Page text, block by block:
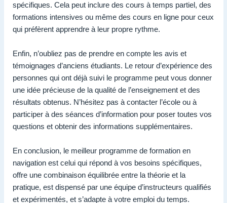
spécifiques. Cela peut inclure des cours à temps partiel, des
formations intensives ou même des cours en ligne pour ceux
qui préfèrent apprendre à leur propre rythme.
Enfin, n’oubliez pas de prendre en compte les avis et
témoignages d’anciens étudiants. Le retour d’expérience des
personnes qui ont déjà suivi le programme peut vous donner
une idée précieuse de la qualité de l’enseignement et des
résultats obtenus. N’hésitez pas à contacter l’école ou à
participer à des séances d’information pour poser toutes vos
questions et obtenir des informations supplémentaires.
En conclusion, le meilleur programme de formation en
navigation est celui qui répond à vos besoins spécifiques,
offre une combinaison équilibrée entre la théorie et la
pratique, est dispensé par une équipe d’instructeurs qualifiés
et expérimentés, et s’adapte à votre emploi du temps.